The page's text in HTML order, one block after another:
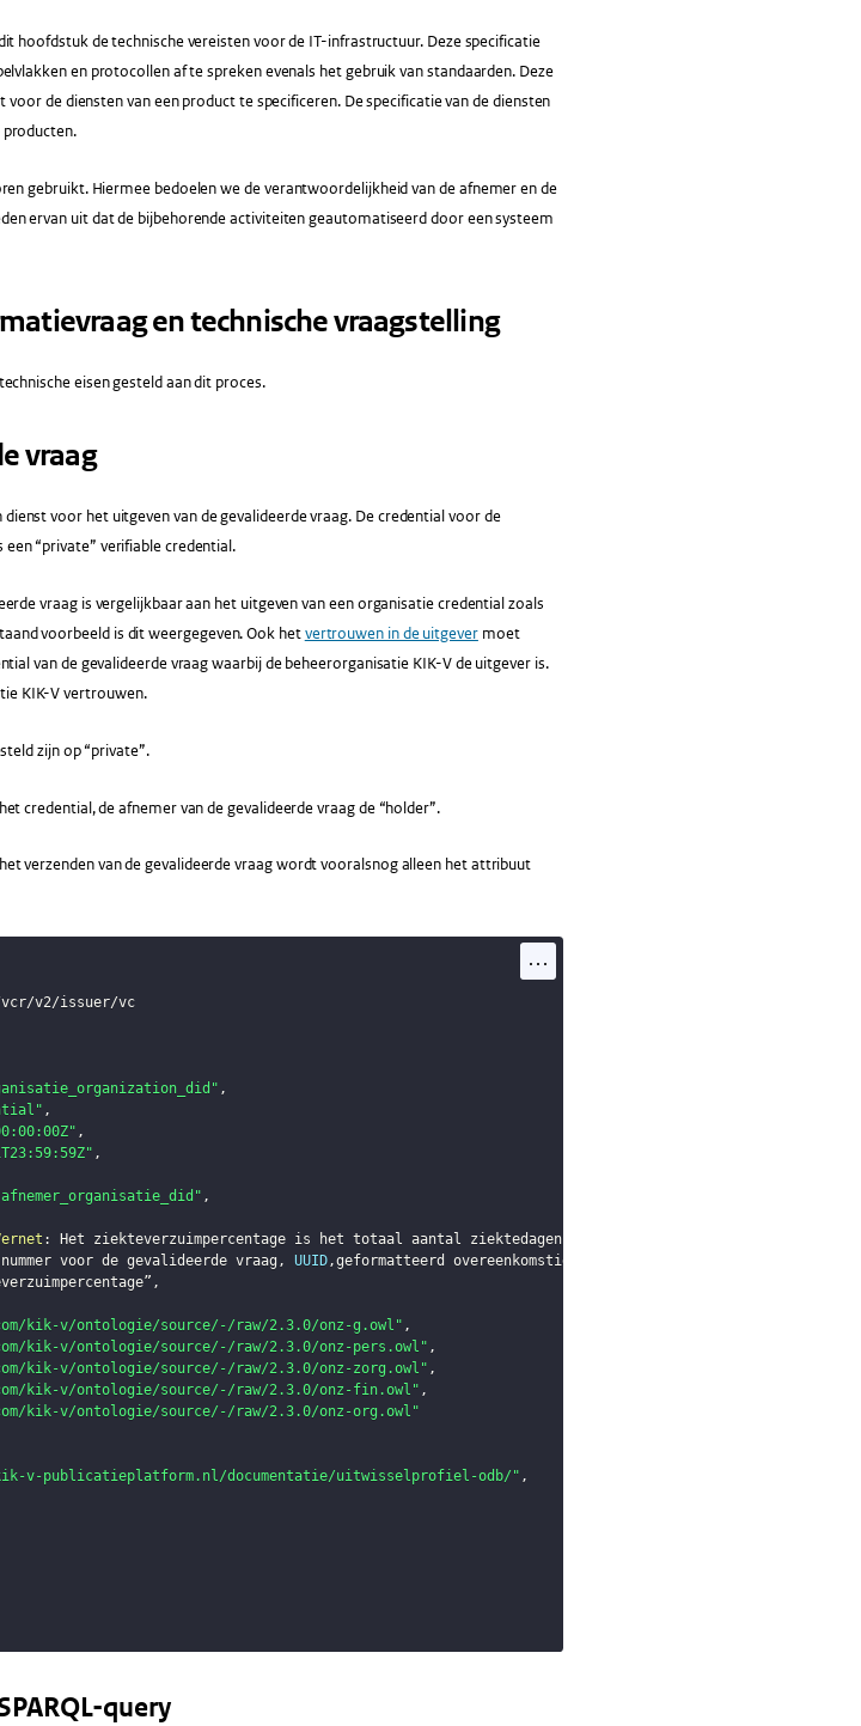
hoofdstuk de technische vereisten voor de IT-infrastructuur. Deze specificatie
en protocollen af te spreken evenals het gebruik van standaarden. Deze
de diensten van een product te specificeren. De specificatie van de diensten
producten.
gebruikt. Hiermee bedoelen we de verantwoordelijkheid van de afnemer en de
ervan uit dat de bijbehorende activiteiten geautomatiseerd door een systeem
en technische vraagstelling
eisen gesteld aan dit proces.
vraag
voor het uitgeven van de gevalideerde vraag. De credential voor de
“private” verifiable credential.
vraag is vergelijkbaar aan het uitgeven van een organisatie credential zoals
voorbeeld is dit weergegeven. Ook hetvertrouwen in de uitgevermoet
van de gevalideerde vraag waarbij de beheerorganisatie KIK-V de uitgever is.
KIK-V vertrouwen.
zijn op “private”.
credential, de afnemer van de gevalideerde vraag de “holder”.
verzenden van de gevalideerde vraag wordt vooralsnog alleen het attribuut
...
com/internal/vcr/v2/issuer/vc
,
,
,
,
,
: Het ziekteverzuimpercentage is het totaal aantal ziektedagen van de personeelsleden
voor de gevalideerde vraag , UUID,geformatteerd overeenkomstig de
,
kik-v/ontologie/source/-/raw/2.3.0/onz-g.owl" ,
kik-v/ontologie/source/-/raw/2.3.0/onz-pers.owl" ,
kik-v/ontologie/source/-/raw/2.3.0/onz-zorg.owl" ,
kik-v/ontologie/source/-/raw/2.3.0/onz-fin.owl" ,
kik-v/ontologie/source/-/raw/2.3.0/onz-org.owl"
v-publicatieplatform.nl/documentatie/uitwisselprofiel-odb/" ,
query